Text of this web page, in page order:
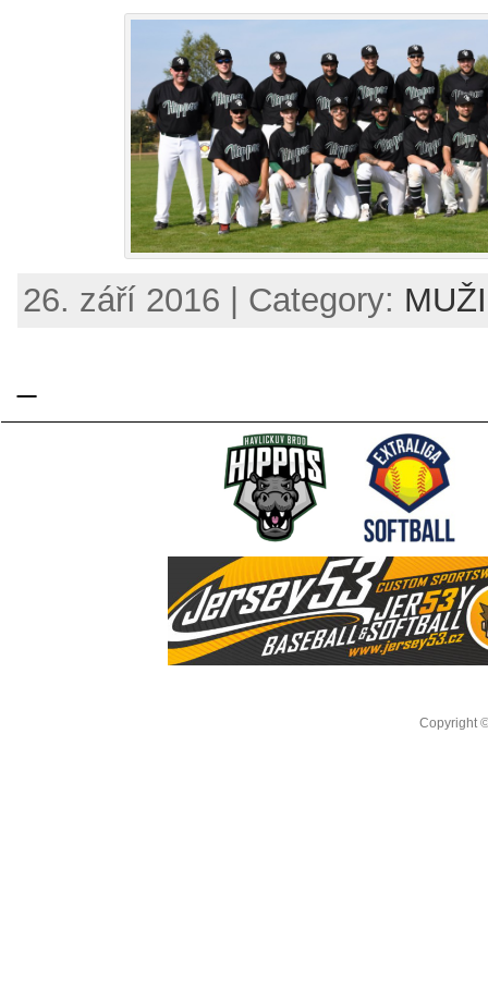
26. září 2016 | Category:
Copyright